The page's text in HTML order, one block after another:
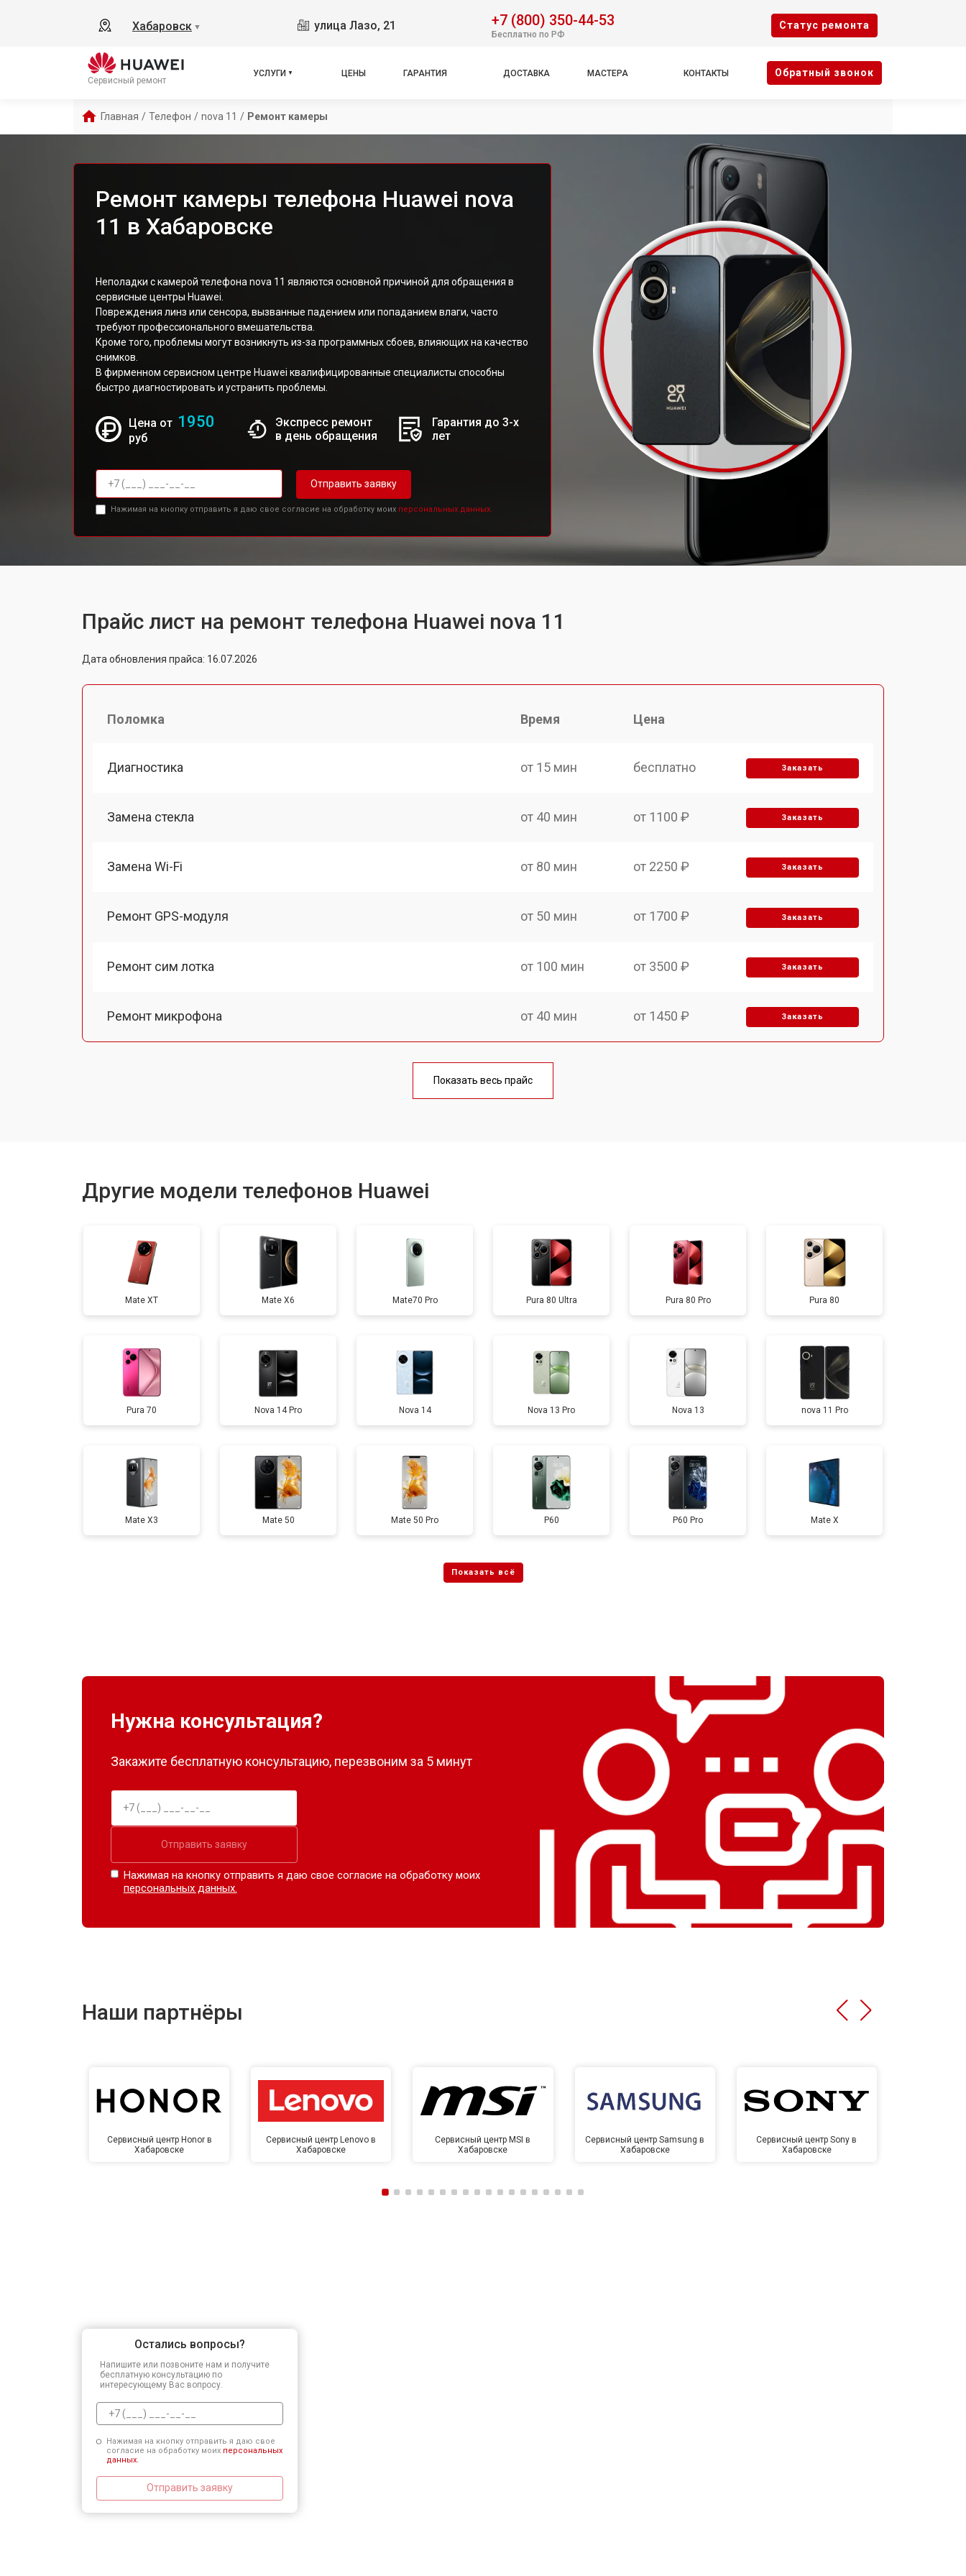
Хабаровск ▼ улица Лазо, 21 +7 (800) 350-44-53
Бесплатно по РФ
Cтатус ремонта
Сервисный ремонт
УСЛУГИ ЦЕНЫ ГАРАНТИЯ ДОСТАВКА МАСТЕРА КОНТАКТЫ Oбратный звонок
Главная / Телефон / nova 11 / Ремонт камеры
Ремонт камеры телефона Huawei nova
11 в Хабаровске
Неполадки с камерой телефона nova 11 являются основной причиной для обращения в
сервисные центры Huawei.
Повреждения линз или сенсора, вызванные падением или попаданием влаги, часто
требуют профессионального вмешательства.
Кроме того, проблемы могут возникнуть из-за программных сбоев, влияющих на качество
снимков.
В фирменном сервисном центре Huawei квалифицированные специалисты способны
быстро диагностировать и устранить проблемы.
Цена от 1950
руб
Экспресс ремонт
в день обращения
Гарантия до 3-х
лет
Отправить заявку
Нажимая на кнопку отправить я даю свое согласие на обработку моих персональных данных.
Прайс лист на ремонт телефона Huawei nova 11
Дата обновления прайса: 16.07.2026
Поломка Время Цена
Диагностика от 15 мин бесплатно Заказать
Замена стекла от 40 мин от 1100 ₽ Заказать
Замена Wi-Fi от 80 мин от 2250 ₽ Заказать
Ремонт GPS-модуля от 50 мин от 1700 ₽ Заказать
Ремонт сим лотка от 100 мин от 3500 ₽ Заказать
Ремонт микрофона от 40 мин от 1450 ₽ Заказать
от 70 мин
Замена дисплея (экрана) от 60 мин от 2700 ₽
Замена аккумулятора от 60 мин от 950 ₽ Заказать
Замена кнопки включения от 50 мин от 1750 ₽ Заказать
Ремонт цепи питания от 90 мин от 3200 ₽ Заказать
Ремонт динамика от 40 мин от 1400 ₽ Заказать
Показать весь прайс
Другие модели телефонов Huawei
Mate XT Mate X6 Mate70 Pro Pura 80 Ultra Pura 80 Pro Pura 80
Pura 70 Nova 14 Pro Nova 14 Nova 13 Pro Nova 13 nova 11 Pro
Mate X3 Mate 50 Mate 50 Pro P60 P60 Pro Mate X
Нужна консультация?
Закажите бесплатную консультацию, перезвоним за 5 минут
Отправить заявку
Нажимая на кнопку отправить я даю свое согласие на обработку моих
персональных данных.
Наши партнёры
Сервисный центр Honor в
Хабаровске
Сервисный центр Lenovo в
Хабаровске
Сервисный центр MSI в
Хабаровске
Сервисный центр Samsung в
Хабаровске
Сервисный центр Sony в
Хабаровске
Остались вопросы?
Напишите или позвоните нам и получите
бесплатную консультацию по
интересующему Вас вопросу.
Нажимая на кнопку отправить я даю свое
согласие на обработку моих персональных
данных.
Отправить заявку